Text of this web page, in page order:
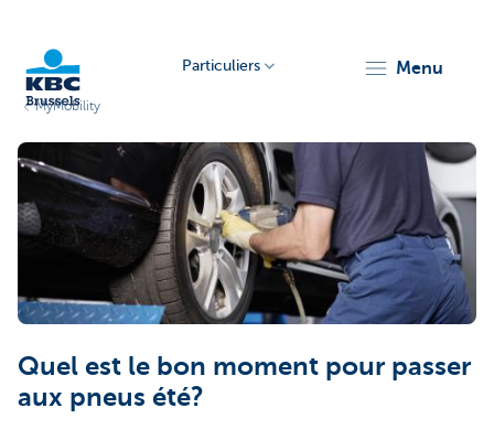
Brussels
Particuliers menu
MyMobility
Quel est le bon moment pour passer
aux pneus été?